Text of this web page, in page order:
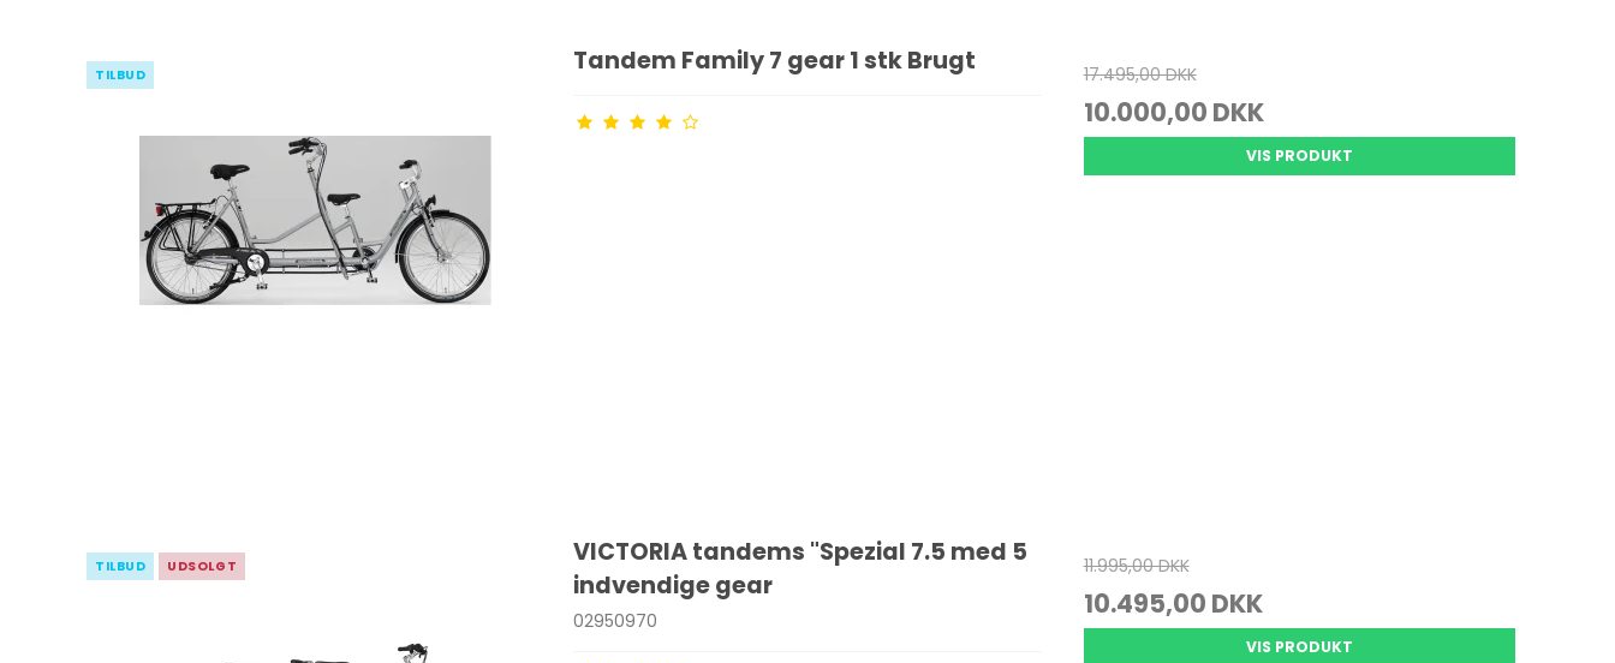
TILBUD Tandem Family 7 gear 1 stk Brugt 17.495,00 DKK
10.000,00 DKK
VIS PRODUKT
TILBUD UDSOLGT
VICTORIA tandems "Spezial 7.5 med 5
indvendige gear
02950970
11.995,00 DKK
10.495,00 DKK
VIS PRODUKT